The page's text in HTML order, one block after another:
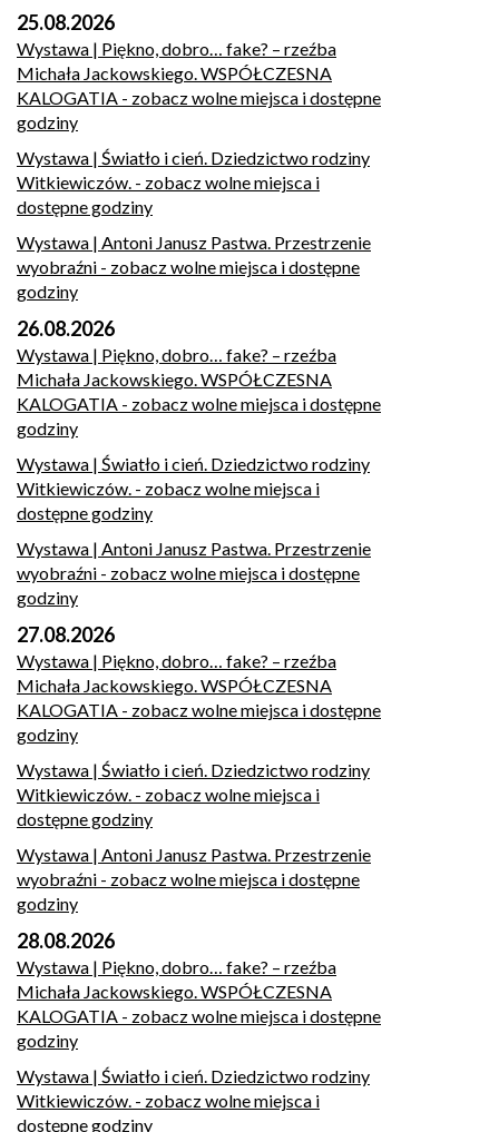
25.08.2026
Wystawa | Piękno, dobro… fake? – rzeźba
Michała Jackowskiego. WSPÓŁCZESNA
KALOGATIA - zobacz wolne miejsca i dostępne
godziny
Wystawa | Światło i cień. Dziedzictwo rodziny
Witkiewiczów. - zobacz wolne miejsca i
dostępne godziny
Wystawa | Antoni Janusz Pastwa. Przestrzenie
wyobraźni - zobacz wolne miejsca i dostępne
godziny
26.08.2026
Wystawa | Piękno, dobro… fake? – rzeźba
Michała Jackowskiego. WSPÓŁCZESNA
KALOGATIA - zobacz wolne miejsca i dostępne
godziny
Wystawa | Światło i cień. Dziedzictwo rodziny
Witkiewiczów. - zobacz wolne miejsca i
dostępne godziny
Wystawa | Antoni Janusz Pastwa. Przestrzenie
wyobraźni - zobacz wolne miejsca i dostępne
godziny
27.08.2026
Wystawa | Piękno, dobro… fake? – rzeźba
Michała Jackowskiego. WSPÓŁCZESNA
KALOGATIA - zobacz wolne miejsca i dostępne
godziny
Wystawa | Światło i cień. Dziedzictwo rodziny
Witkiewiczów. - zobacz wolne miejsca i
dostępne godziny
Wystawa | Antoni Janusz Pastwa. Przestrzenie
wyobraźni - zobacz wolne miejsca i dostępne
godziny
28.08.2026
Wystawa | Piękno, dobro… fake? – rzeźba
Michała Jackowskiego. WSPÓŁCZESNA
KALOGATIA - zobacz wolne miejsca i dostępne
godziny
Wystawa | Światło i cień. Dziedzictwo rodziny
Witkiewiczów. - zobacz wolne miejsca i
dostępne godziny